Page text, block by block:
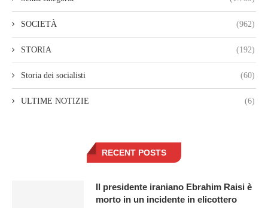
SOCIETÀ (962)
STORIA (192)
Storia dei socialisti (60)
ULTIME NOTIZIE (6)
RECENT POSTS
Il presidente iraniano Ebrahim Raisi è
morto in un incidente in elicottero